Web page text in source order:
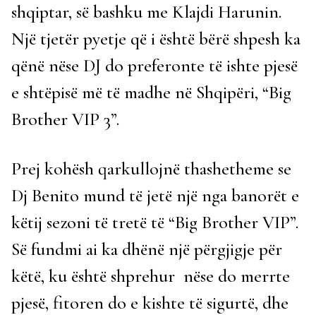
shqiptar, së bashku me Klajdi Harunin.
Një tjetër pyetje që i është bërë shpesh ka
qënë nëse DJ do preferonte të ishte pjesë
e shtëpisë më të madhe në Shqipëri, “Big
Brother VIP 3”.
Prej kohësh qarkullojnë thashetheme se
Dj Benito mund të jetë një nga banorët e
këtij sezoni të tretë të “Big Brother VIP”.
Së fundmi ai ka dhënë një përgjigje për
këtë, ku është shprehur nëse do merrte
pjesë, fitoren do e kishte të sigurtë, dhe